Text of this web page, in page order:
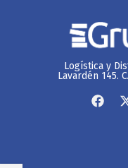
Logística y
Lavardén 145.